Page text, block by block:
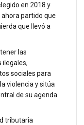
en 2018 y
partido que
que llevó a
las
ilegales,
sociales para
violencia y sitúa
de su agenda
tributaria